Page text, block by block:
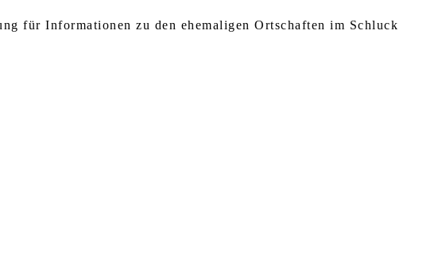
für Informationen zu den ehemaligen Ortschaften im Schluck